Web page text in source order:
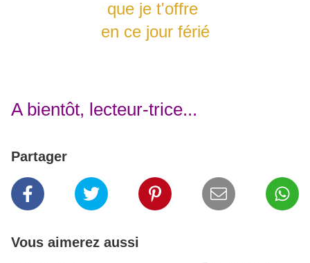
que je t'offre
en ce jour férié
A bientôt, lecteur-trice...
Partager
Vous aimerez aussi